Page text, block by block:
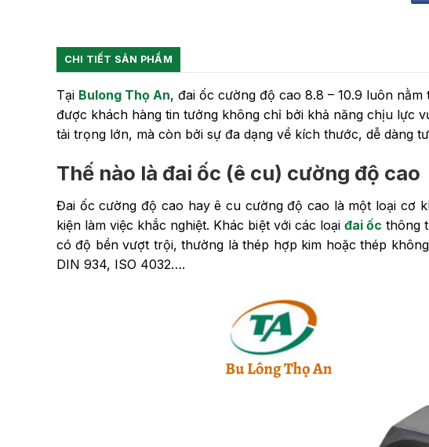
CHI TIẾT SẢN PHẨM
Tại Bulong Thọ An, đai ốc cường độ cao 8.8 – 10.9 luôn
được khách hàng tin tưởng không chỉ bởi khả năng chịu lực
tải trọng lớn, mà còn bởi sự đa dạng về kích thước, dễ dàng
Thế nào là đai ốc (ê cu) cường độ cao
Đai ốc cường độ cao hay ê cu cường độ cao là một loại cơ
kiện làm việc khắc nghiệt. Khác biệt với các loại đai ốc thông
có độ bền vượt trội, thường là thép hợp kim hoặc thép
DIN 934, ISO 4032….